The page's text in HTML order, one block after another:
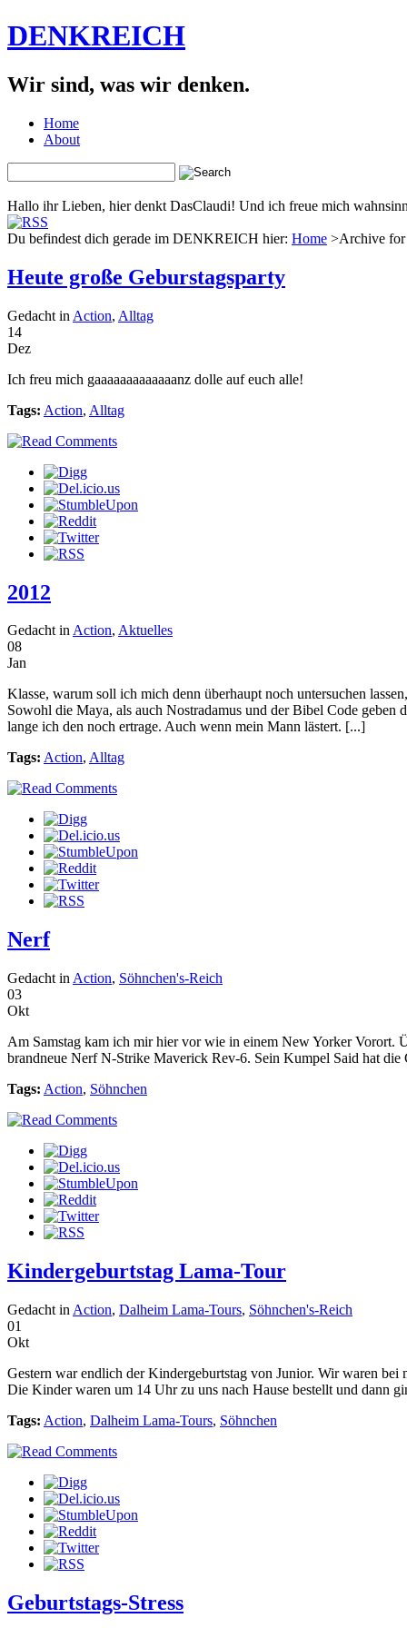
DENKREICH
Wir sind, was wir denken.
Home
About
Hallo ihr Lieben, hier denkt DasClaudi! Und ich freue mich
Du befindest dich gerade im DENKREICH hier: Home >Archive for
Heute große Geburstagsparty
Gedacht in Action, Alltag
14
Dez
Ich freu mich gaaaaaaaaaaaaanz dolle auf euch alle!
Tags: Action, Alltag
2012
Gedacht inAction, Aktuelles
08
Jan
Klasse, warum soll ich mich denn überhaupt noch untersuchen
Sowohl die Maya, als auch Nostradamus und der Bibel Code
lange ich den noch ertrage. Auch wenn mein Mann lästert. [...]
Tags: Action, Alltag
Nerf
Gedacht in Action, Söhnchen's-Reich
03
Okt
Am Samstag kam ich mir hier vor wie in einem New Yorker Vorort.
brandneue Nerf N-Strike Maverick Rev-6. Sein Kumpel Said hat
Tags: Action, Söhnchen
Kindergeburtstag Lama-Tour
Gedacht in Action, Dalheim Lama-Tours, Söhnchen's-Reich
01
Okt
Gestern war endlich der Kindergeburtstag von Junior. Wir waren
Die Kinder waren um 14 Uhr zu uns nach Hause bestellt und dann
Tags: Action, Dalheim Lama-Tours, Söhnchen
Geburtstags-Stress